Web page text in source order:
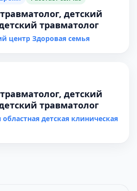
детский
травматолог
центр Здоровая семья
детский
травматолог
областная детская клиническая